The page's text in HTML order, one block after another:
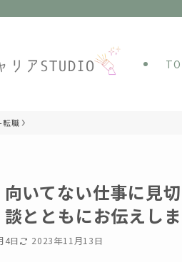
転職
向いてない仕事に見
談とともにお伝えし
4日 2023年11月13日